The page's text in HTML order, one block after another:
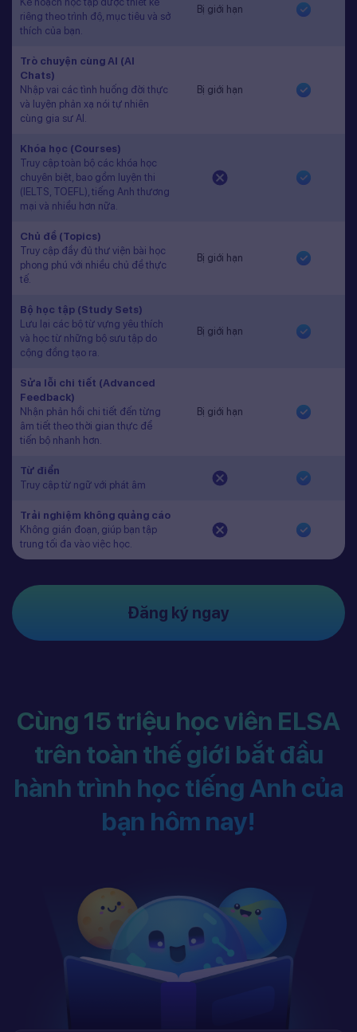
riêng theo trình độ, mục tiêu và sở
thích của bạn.
Bị giới hạn
Trò chuyện cùng AI (AI
Chats)
Nhập vai các tình huống đời thực
và luyện phản xạ nói tự nhiên
cùng gia sư AI.
Bị giới hạn
Khóa học (Courses)
Truy cập toàn bộ các khóa học
chuyên biệt, bao gồm luyện thi
(IELTS, TOEFL), tiếng Anh thương
mại và nhiều hơn nữa.
Chủ đề (Topics)
Truy cập đầy đủ thư viện bài học
phong phú với nhiều chủ đề thực
tế.
Bị giới hạn
Bộ học tập (Study Sets)
Lưu lại các bộ từ vựng yêu thích
và học từ những bộ sưu tập do
cộng đồng tạo ra.
Bị giới hạn
Sửa lỗi chi tiết (Advanced
Feedback)
Nhận phản hồi chi tiết đến từng
âm tiết theo thời gian thực để
tiến bộ nhanh hơn.
Bị giới hạn
Từ điển
Truy cập từ ngữ với phát âm
Trải nghiệm không quảng cáo
Không gián đoạn, giúp bạn tập
trung tối đa vào việc học.
Đăng ký ngay
Cùng 15 triệu học viên ELSA
trên toàn thế giới bắt đầu
hành trình học tiếng Anh của
bạn hôm nay!